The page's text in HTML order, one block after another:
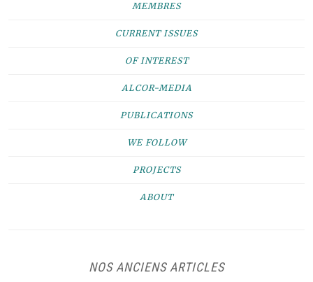
MEMBRES
CURRENT ISSUES
OF INTEREST
ALCOR-MEDIA
PUBLICATIONS
WE FOLLOW
PROJECTS
ABOUT
NOS ANCIENS ARTICLES